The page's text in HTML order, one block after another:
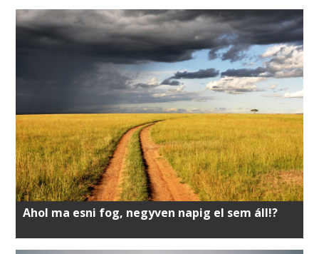
Ahol ma esni fog, negyven napig el sem áll!?